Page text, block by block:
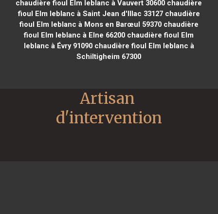
chaudière fioul Elm leblanc à Vauvert 30600 chaudière
fioul Elm leblanc à Saint Jean d'Illac 33127chaudière
fioul Elm leblanc à Mons en Barœul 59370chaudière
fioul Elm leblanc à Elne 66200 chaudière fioul Elm
leblanc à Évry 91090chaudière fioul Elm leblanc à
Schiltigheim 67300
Artisan
d'intervention